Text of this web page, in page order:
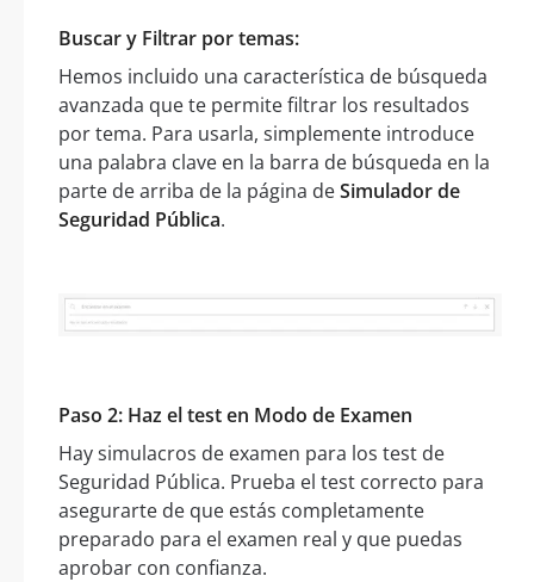
Buscar y Filtrar por temas:
Hemos incluido una característica de búsqueda
avanzada que te permite filtrar los resultados
por tema. Para usarla, simplemente introduce
una palabra clave en la barra de búsqueda en la
parte de arriba de la página deSimulador de
Seguridad Pública.
Paso 2: Haz el test en Modo de Examen
Hay simulacros de examen para los test de
Seguridad Pública. Prueba el test correcto para
asegurarte de que estás completamente
preparado para el examen real y que puedas
aprobar con confianza.